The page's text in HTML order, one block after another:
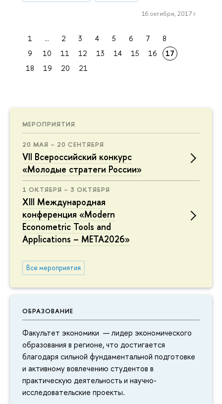
МЕРОПРИЯТИЯ
20 МАЯ – 20 СЕНТЯБРЯ
VII Всероссийский конкурс
«Молодые стратеги России»
1 ОКТЯБРЯ – 3 ОКТЯБРЯ
XIII Международная
конференция «Modern
Econometric Tools and
Applications – META2026»
Все мероприятия
ОБРАЗОВАНИЕ
Факультет экономики — лидер экономического
образования в регионе, что достигается
благодаря сильной фундаментальной подготовке
и активному вовлечению студентов в
практическую деятельность и научно-
исследовательские проекты.
16 октября, 2017 г.
1 ... 2 3 4 5 6 7
8
9
10 11 12 13 14 15 16
17
18
19 20 21